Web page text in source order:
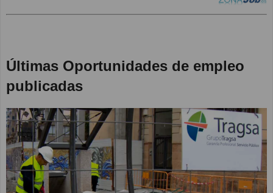
Últimas Oportunidades de empleo
publicadas